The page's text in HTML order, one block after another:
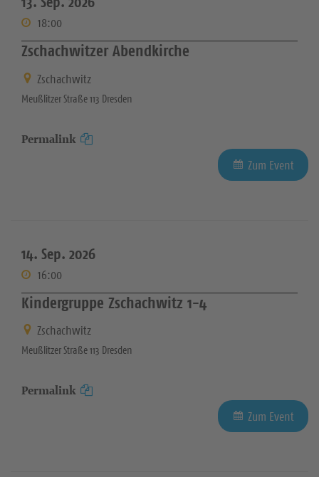
18:00
Zschachwitzer Abendkirche
Zschachwitz
Meußlitzer Straße 113 Dresden
Permalink
Zum Event
14. Sep. 2026
16:00
Kindergruppe Zschachwitz 1-4
Zschachwitz
Meußlitzer Straße 113 Dresden
Permalink
Zum Event